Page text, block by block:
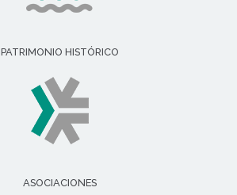
PATRIMONIO HISTÓRICO
ASOCIACIONES